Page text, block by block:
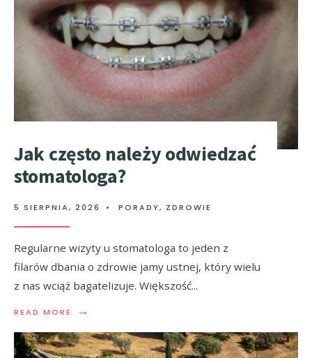
Jak często należy odwiedzać
stomatologa?
5 SIERPNIA, 2026 • PORADY, ZDROWIE
Regularne wizyty u stomatologa to jeden z
filarów dbania o zdrowie jamy ustnej, który wielu
z nas wciąż bagatelizuje. Większość...
READ MORE →